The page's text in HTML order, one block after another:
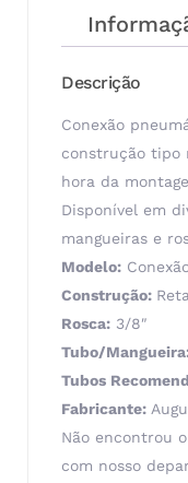
Descrição
Conexão
construção tipo
hora da
Disponível em
mangueiras e
Modelo:
Construção: Reta
Rosca: 3/8″
Tubo/
Tubos
Fabricante:
Não encontrou
com nosso